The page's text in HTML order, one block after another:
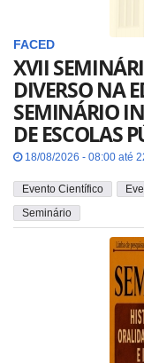
FACED
XVII
DIVERSO NA
SEMINÁRIO
DE ESCOLAS
18/08/2026 - 08:00 até
Evento Científico
Seminário